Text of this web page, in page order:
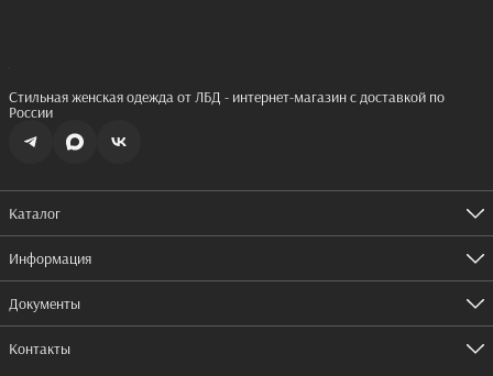
Стильная женская одежда от ЛБД - интернет-магазин с доставкой по
России
Каталог
Одежда
Обувь
Аксессуары
Информация
Оплата
Доставка
Правила возврата
Оферта
Документы
Согласие на рассылку
Пользовательское соглашение
Контакты